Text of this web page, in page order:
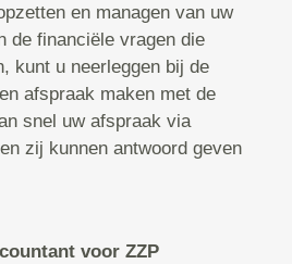
en managen van uw
de financiële vragen die
kunt u neerleggen bij de
afspraak maken met de
snel uw afspraak via
zij kunnen antwoord geven
voor ZZP